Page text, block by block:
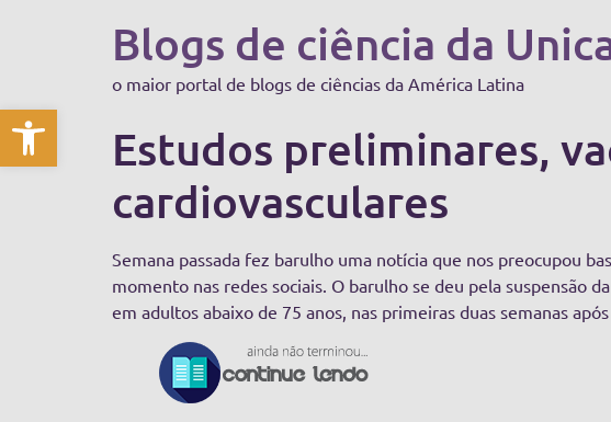
Abrir a barra de ferramentas
Blogs de ciência da
o maior portal de blogs de ciências da América Latina
Estudos preliminares,
cardiovasculares
Semana passada fez barulho uma notícia que nos preocupou
momento nas redes sociais. O barulho se deu pela suspensão
em adultos abaixo de 75 anos, nas primeiras duas semanas após